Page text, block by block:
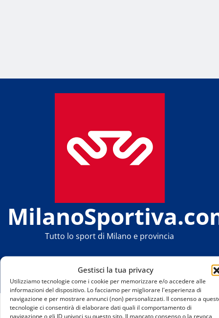
Gestisci la tua privacy
Utilizziamo tecnologie come i cookie per memorizzare e/o accedere alle
informazioni del dispositivo. Lo facciamo per migliorare l'esperienza di
navigazione e per mostrare annunci (non) personalizzati. Il consenso a
tecnologie ci consentirà di elaborare dati quali il comportamento di
navigazione o gli ID univoci su questo sito. Il mancato consenso o la revoca
Tutto lo sport di Milano e provincia